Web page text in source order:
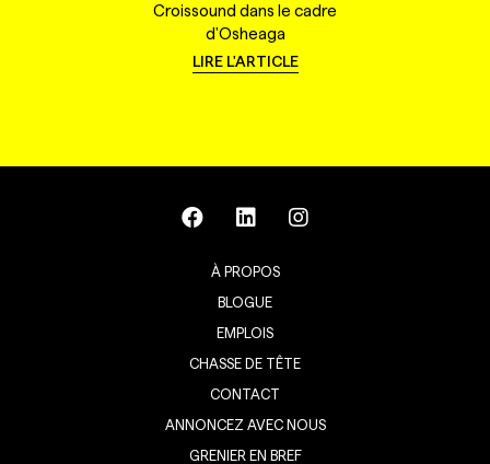
Croissound dans le cadre
d'Osheaga
LIRE L'ARTICLE
À PROPOS
BLOGUE
EMPLOIS
CHASSE DE TÊTE
CONTACT
ANNONCEZ AVEC NOUS
GRENIER EN BREF